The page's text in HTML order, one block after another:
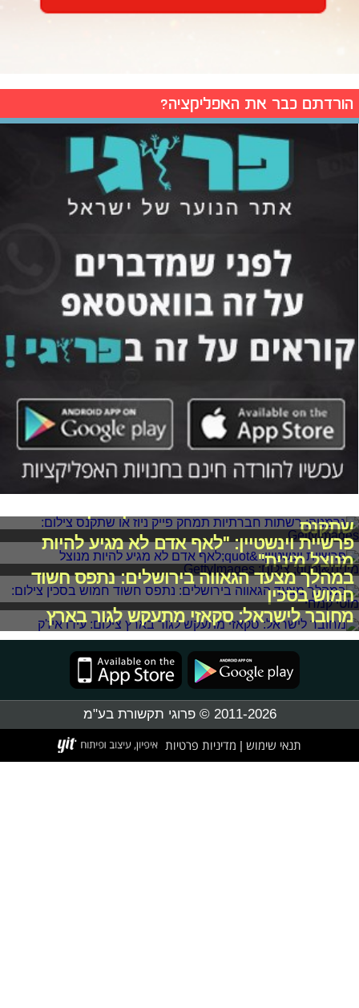
הורדתם כבר את האפליקציה?
שתקנס
פרשיית וינשטיין: "לאף אדם לא מגיע להיות
מנוצל מינית"
במהלך מצעד הגאווה בירושלים: נתפס חשוד
חמוש בסכין
מחובר לישראל: סקאזי מתעקש לגור בארץ
2011-2026 © פרוגי תקשורת בע"מ
תנאי שימוש | מדיניות פרטיות